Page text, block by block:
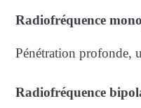
Radiofréquence
Pénétration profonde,
Radiofréquence